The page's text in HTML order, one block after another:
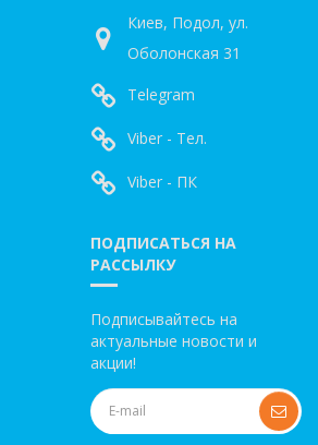
Киев, Подол, ул.
Оболонская 31
Telegram
Viber - Тел.
Viber - ПК
ПОДПИСАТЬСЯ НА
РАССЫЛКУ
Подписывайтесь на
актуальные новости и
акции!